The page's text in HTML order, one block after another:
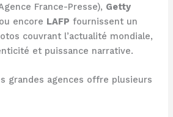
France-Presse), Getty
encore LAFP fournissent un
couvrant l’actualité mondiale,
et puissance narrative.
grandes agences offre plusieurs